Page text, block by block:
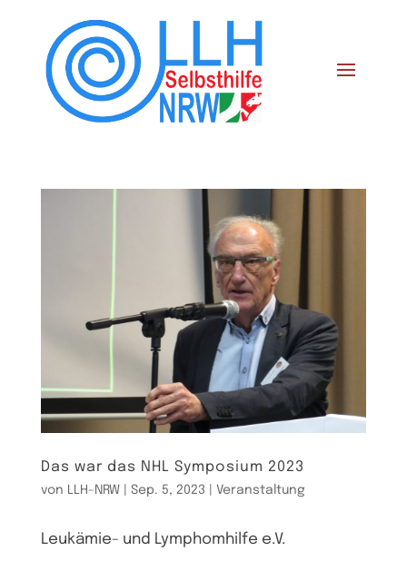
Das war das NHL Symposium 2023
von LLH-NRW| Sep. 5, 2023 Veranstaltung
Leukämie- und Lymphomhilfe e.V.